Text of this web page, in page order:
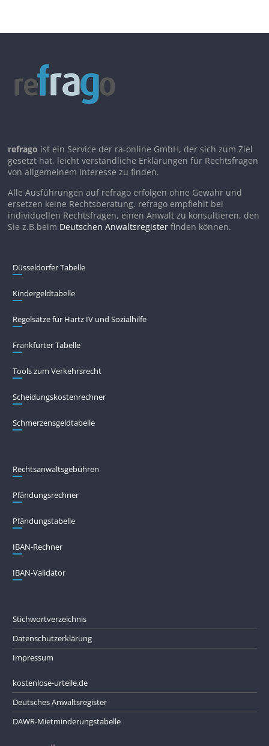
refrago ist ein Service der ra-online GmbH, der sich zum Ziel
gesetzt hat, leicht verständliche Erklärungen für Rechtsfragen
von allgemeinem Interesse zu finden.
Alle Ausführungen auf refrago erfolgen ohne Gewähr und
ersetzen keine Rechtsberatung. refrago empfiehlt bei
individuellen Rechtsfragen, einen Anwalt zu konsultieren, den
Sie z.B.beim Deutschen Anwaltsregister finden können.
Düsseldorfer Tabelle
Kindergeldtabelle
Regelsätze für Hartz IV und Sozialhilfe
Frankfurter Tabelle
Tools zum Verkehrsrecht
Scheidungskostenrechner
Schmerzensgeldtabelle
Rechtsanwaltsgebühren
Pfändungs­rechner
Pfändungs­tabelle
IBAN-Rechner
IBAN-Validator
Stichwortverzeichnis
Datenschutzerklärung
Impressum
kostenlose-urteile.de
Deutsches Anwaltsregister
DAWR-Mietminderungstabelle